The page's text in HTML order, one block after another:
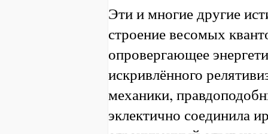
Эти и многие другие
строение весомых
опровергающее
искривлённого
механики,
эклектично соединила